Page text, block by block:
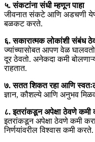
५. संकटांना संधी म्हणून पाहा
जीवनात संकटे आणि अडचणी येणे
बळकट करते.
६. सकारात्मक लोकांशी संबंध
ज्यांच्यासोबत आपण वेळ
दूर ठेवतो. अनेकदा कमी
राहतात.
७. सतत शिकत रहा आणि
ज्ञान, कौशल्ये आणि अनुभव
८. इतरांकडून अपेक्षा ठेवणे कमी
इतरांकडून अपेक्षा ठेवणे कमी
निर्णयांवरील विश्वास कमी